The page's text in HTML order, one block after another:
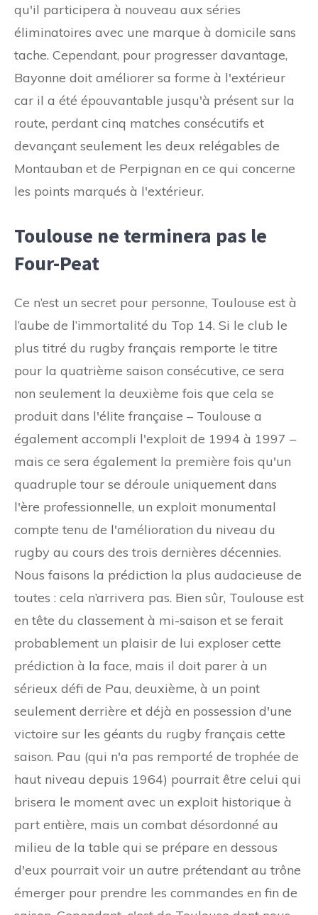
qu'il participera à nouveau aux séries
éliminatoires avec une marque à domicile sans
tache. Cependant, pour progresser davantage,
Bayonne doit améliorer sa forme à l'extérieur
car il a été épouvantable jusqu'à présent sur la
route, perdant cinq matches consécutifs et
devançant seulement les deux relégables de
Montauban et de Perpignan en ce qui concerne
les points marqués à l'extérieur.
Toulouse ne terminera pas le
Four-Peat
Ce n’est un secret pour personne, Toulouse est à
l’aube de l’immortalité du Top 14. Si le club le
plus titré du rugby français remporte le titre
pour la quatrième saison consécutive, ce sera
non seulement la deuxième fois que cela se
produit dans l'élite française – Toulouse a
également accompli l'exploit de 1994 à 1997 –
mais ce sera également la première fois qu'un
quadruple tour se déroule uniquement dans
l'ère professionnelle, un exploit monumental
compte tenu de l'amélioration du niveau du
rugby au cours des trois dernières décennies.
Nous faisons la prédiction la plus audacieuse de
toutes : cela n’arrivera pas. Bien sûr, Toulouse est
en tête du classement à mi-saison et se ferait
probablement un plaisir de lui exploser cette
prédiction à la face, mais il doit parer à un
sérieux défi de Pau, deuxième, à un point
seulement derrière et déjà en possession d'une
victoire sur les géants du rugby français cette
saison. Pau (qui n'a pas remporté de trophée de
haut niveau depuis 1964) pourrait être celui qui
brisera le moment avec un exploit historique à
part entière, mais un combat désordonné au
milieu de la table qui se prépare en dessous
d'eux pourrait voir un autre prétendant au trône
émerger pour prendre les commandes en fin de